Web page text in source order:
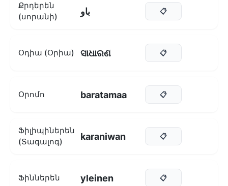
Քրդերեն
(սորանի)
باو 📋
Օդիա (Օրիա) ସାଧାରଣ 📋
Օրոմո baratamaa 📋
Ֆիլիպիներեն
(Տագալոգ)
karaniwan 📋
Ֆիններեն yleinen 📋